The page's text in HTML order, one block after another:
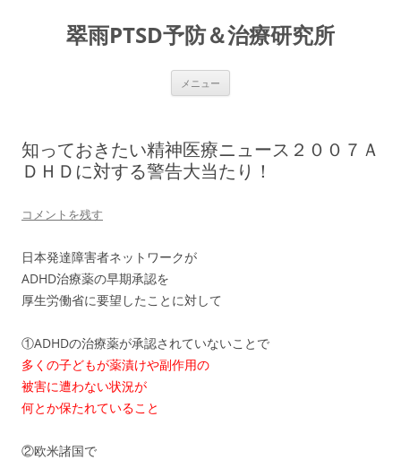
翠雨PTSD予防＆治療研究所
メニュー
知っておきたい精神医療ニュース２００７Ａ
ＤＨＤに対する警告大当たり！
コメントを残す
日本発達障害者ネットワークが
ADHD治療薬の早期承認を
厚生労働省に要望したことに対して
①ADHDの治療薬が承認されていないことで
多くの子どもが薬漬けや副作用の
被害に遭わない状況が
何とか保たれていること
②欧米諸国で